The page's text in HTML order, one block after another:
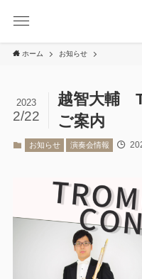
ホーム お知らせ
越智大輔
ご案内
2023
2/22
お知らせ 演奏会情報